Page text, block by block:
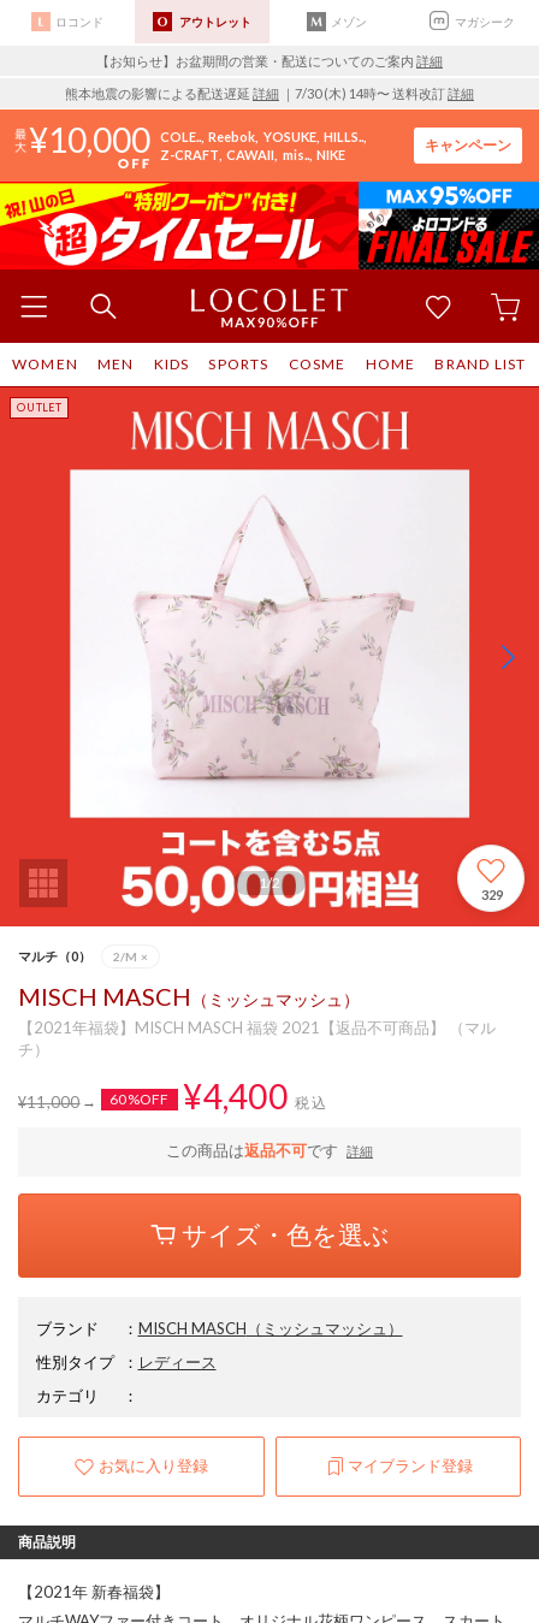
ロコンド アウトレット メゾン マガシーク
【お知らせ】お盆期間の営業・配送についてのご案内 詳細
熊本地震の影響による配送遅延 詳細 ｜7/30 (木) 14時〜 送料改訂詳細
10,000 COLE.. Reebok YOSUKE HILLS..
Z-CRAFT CAWAII mis.. NIKE
キャンペーン
WOMEN MEN KIDS SPORTS COSME HOME BRAND LIST
1/2
329
マルチ（0） 2/M ×
MISCH MASCH （ミッシュマッシュ）
【2021年福袋】MISCH MASCH 福袋 2021【返品不可商品】 （マル
チ）
¥11,000 60%OFF ¥4,400 税込
この商品は返品不可です 詳細
サイズ・色を選ぶ
ブランド ： MISCH MASCH （ミッシュマッシュ）
性別タイプ
： レディース
カテゴリ
：
お気に入り登録 マイブランド登録
商品説明
【2021年 新春福袋】